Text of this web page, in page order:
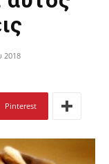
2018
Pinterest